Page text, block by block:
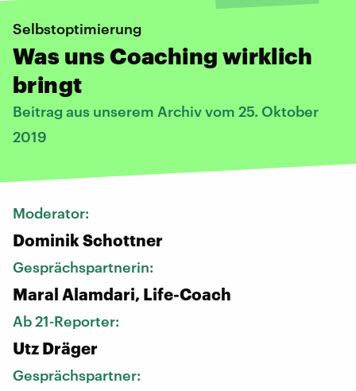
Selbstoptimierung
Was uns Coaching wirklich
bringt
Beitrag aus unserem Archiv vom 25. Oktober
2019
Moderator:
Dominik Schottner
Gesprächspartnerin:
Maral Alamdari, Life-Coach
Ab 21-Reporter:
Utz Dräger
Gesprächspartner: